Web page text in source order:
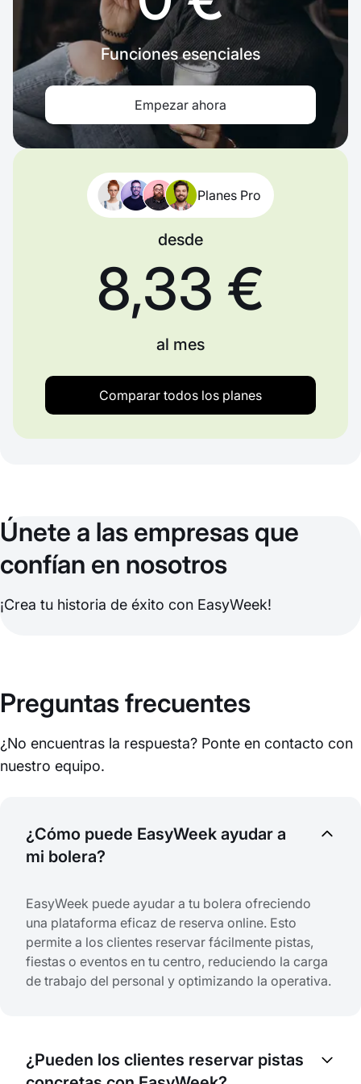
Funciones esenciales
Empezar ahora
Planes Pro
desde
8,33 €
al mes
Comparar todos los planes
Únete a las empresas que
confían en nosotros
¡Crea tu historia de éxito con EasyWeek!
Preguntas frecuentes
¿No encuentras la respuesta? Ponte en contacto con
nuestro equipo.
¿Cómo puede EasyWeek ayudar a
mi bolera?
EasyWeek puede ayudar a tu bolera ofreciendo
una plataforma eficaz de reserva online. Esto
permite a los clientes reservar fácilmente pistas,
fiestas o eventos en tu centro, reduciendo la carga
de trabajo del personal y optimizando la operativa.
¿Pueden los clientes reservar pistas